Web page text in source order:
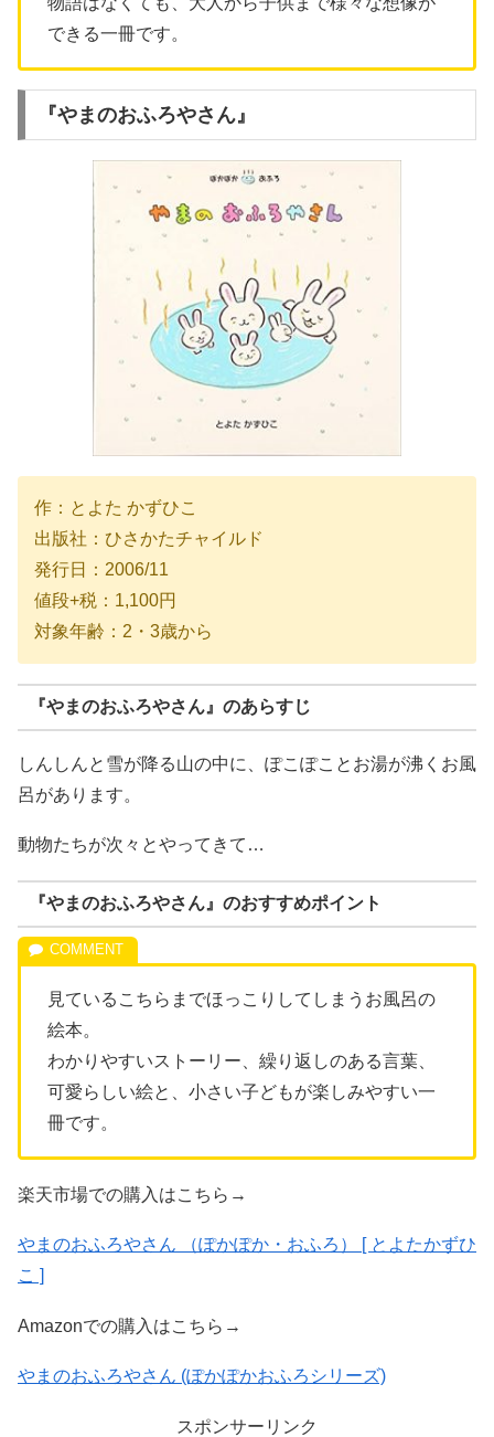
できる一冊です。
『やまのおふろやさん』
作：とよた かずひこ
出版社：ひさかたチャイルド
発行日：2006/11
値段+税：1,100円
対象年齢：2・3歳から
『やまのおふろやさん』のあらすじ
しんしんと雪が降る山の中に、ぽこぽことお湯が沸くお風
呂があります。
動物たちが次々とやってきて…
『やまのおふろやさん』のおすすめポイント
見ているこちらまでほっこりしてしまうお風呂の
絵本。
わかりやすいストーリー、繰り返しのある言葉、
可愛らしい絵と、小さい子どもが楽しみやすい一
冊です。
楽天市場での購入はこちら→
やまのおふろやさん （ぽかぽか・おふろ） [ とよたかずひ
こ ]
Amazonでの購入はこちら→
やまのおふろやさん (ぽかぽかおふろシリーズ)
スポンサーリンク